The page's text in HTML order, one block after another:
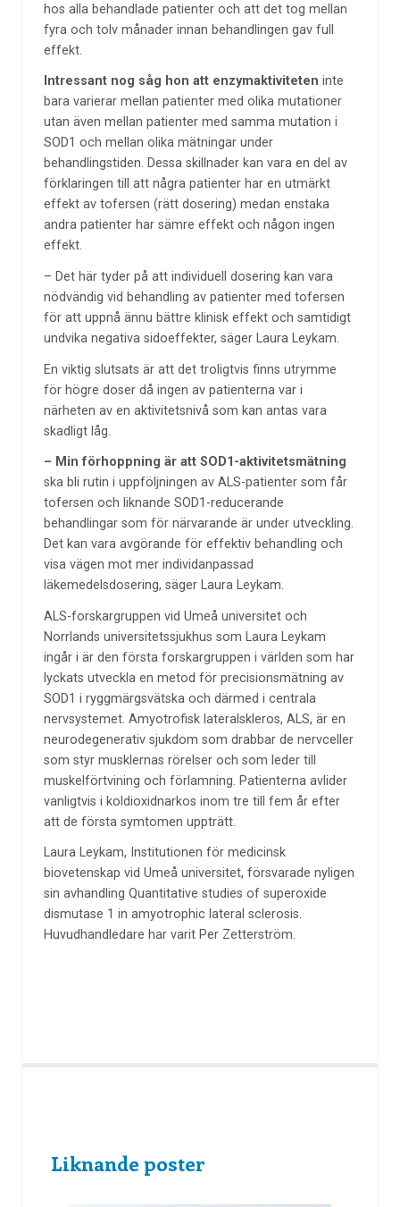
hos alla behandlade patienter och att det tog mellan
fyra och tolv månader innan behandlingen gav full
effekt.
Intressant nog såg hon att enzymaktiviteten inte
bara varierar mellan patienter med olika mutationer
utan även mellan patienter med samma mutation i
SOD1 och mellan olika mätningar under
behandlingstiden. Dessa skillnader kan vara en del av
förklaringen till att några patienter har en utmärkt
effekt av tofersen (rätt dosering) medan enstaka
andra patienter har sämre effekt och någon ingen
effekt.
– Det här tyder på att individuell dosering kan vara
nödvändig vid behandling av patienter med tofersen
för att uppnå ännu bättre klinisk effekt och samtidigt
undvika negativa sidoeffekter, säger Laura Leykam.
En viktig slutsats är att det troligtvis finns utrymme
för högre doser då ingen av patienterna var i
närheten av en aktivitetsnivå som kan antas vara
skadligt låg.
– Min förhoppning är att SOD1-aktivitetsmätning
ska bli rutin i uppföljningen av ALS-patienter som får
tofersen och liknande SOD1-reducerande
behandlingar som för närvarande är under utveckling.
Det kan vara avgörande för effektiv behandling och
visa vägen mot mer individanpassad
läkemedelsdosering, säger Laura Leykam.
ALS-forskargruppen vid Umeå universitet och
Norrlands universitetssjukhus som Laura Leykam
ingår i är den första forskargruppen i världen som har
lyckats utveckla en metod för precisionsmätning av
SOD1 i ryggmärgsvätska och därmed i centrala
nervsystemet. Amyotrofisk lateralskleros, ALS, är en
neurodegenerativ sjukdom som drabbar de nervceller
som styr musklernas rörelser och som leder till
muskelförtvining och förlamning. Patienterna avlider
vanligtvis i koldioxidnarkos inom tre till fem år efter
att de första symtomen uppträtt.
Laura Leykam, Institutionen för medicinsk
biovetenskap vid Umeå universitet, försvarade nyligen
sin avhandling Quantitative studies of superoxide
dismutase 1 in amyotrophic lateral sclerosis.
Huvudhandledare har varit Per Zetterström.
Liknande poster